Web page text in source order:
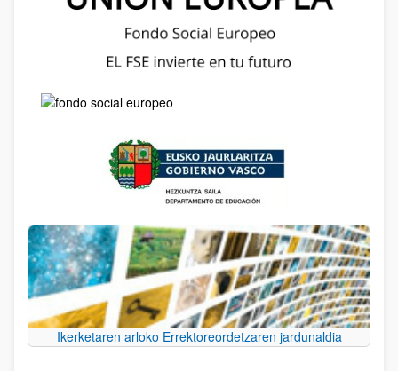
Ikerketaren arloko Errektoreordetzaren jardunaldia